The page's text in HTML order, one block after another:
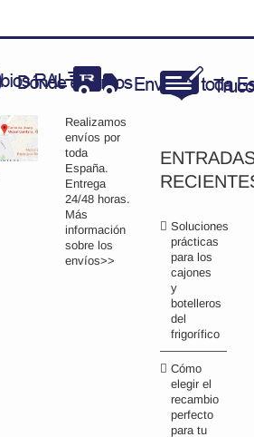
Realizamos
envíos por
toda
España.
Entrega
24/48 horas.
Más
información
sobre los
envíos>>
Soluciones
prácticas
para los
cajones
y
botelleros
del
frigorífico
Cómo
elegir el
recambio
perfecto
para tu